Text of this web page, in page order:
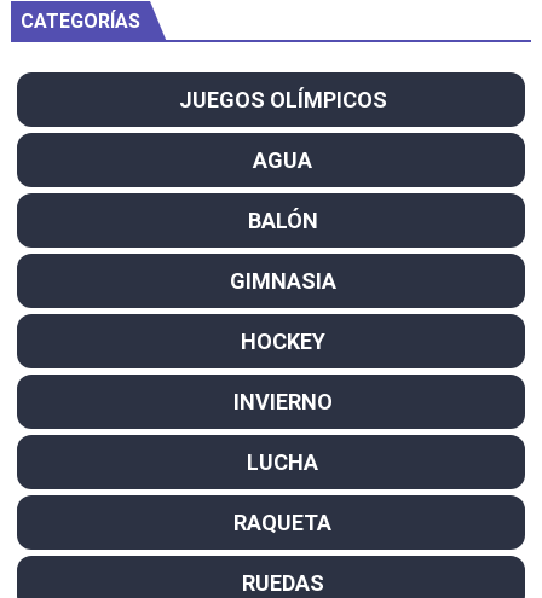
CATEGORÍAS
JUEGOS OLÍMPICOS
AGUA
BALÓN
GIMNASIA
HOCKEY
INVIERNO
LUCHA
RAQUETA
RUEDAS